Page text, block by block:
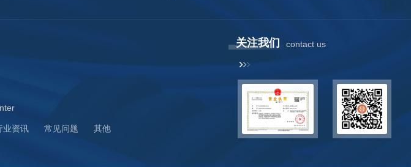
业资讯 常见问题 其他
关注我们 contact us